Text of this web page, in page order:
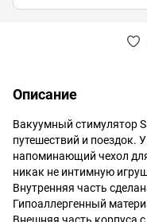
Описание
Вакуумный стимулятор
путешествий и поездок.
напоминающий чехол
никак не интимную
Внутренняя часть
Гипоаллергенный
Внешняя часть корпуса